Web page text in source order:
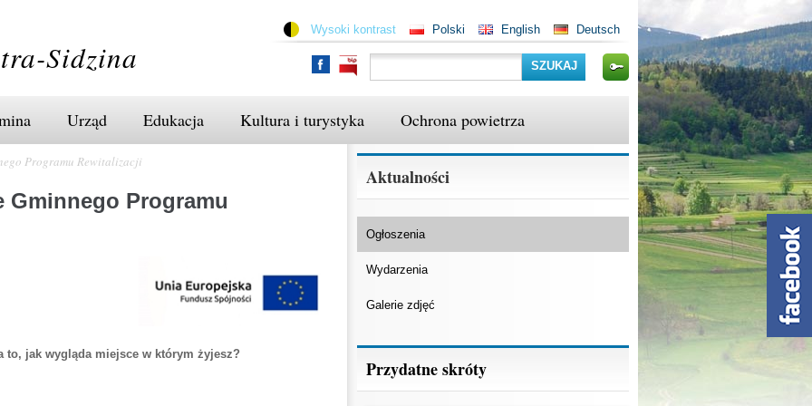
Polski English Deutsch
Wysoki kontrast
Sidzina Szukaj
Urząd Edukacja Kultura i turystyka Ochrona powietrza
Programu Rewitalizacji
Gminnego Programu
to, jak wygląda miejsce w którym żyjesz?
Aktualności
Ogłoszenia
Wydarzenia
Galerie zdjęć
Przydatne skróty